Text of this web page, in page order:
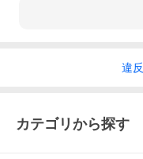
違反
カテゴリから探す